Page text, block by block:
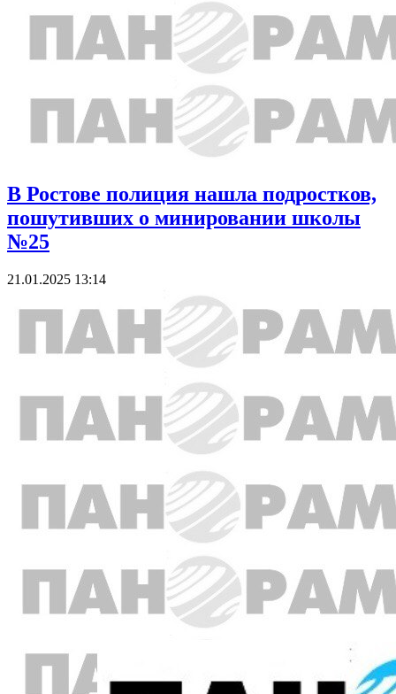
В Ростове полиция нашла подростков,
пошутивших о минировании школы
№25
21.01.2025 13:14